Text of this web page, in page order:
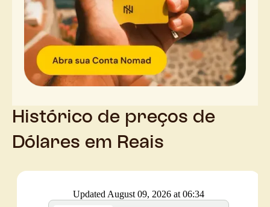
Histórico de preços de
Dólares em Reais